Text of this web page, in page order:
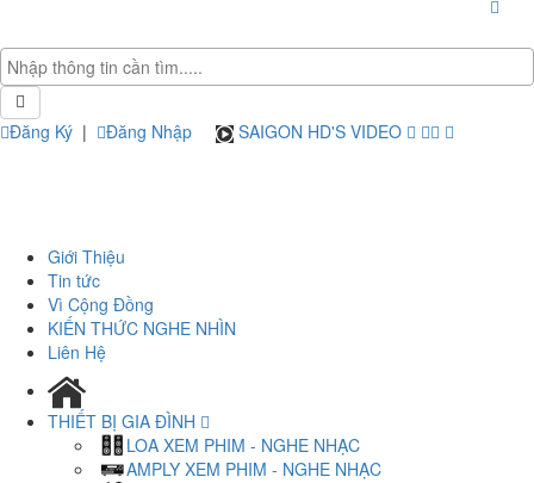
Đăng Ký | Đăng Nhập SAIGON HD'S VIDEO
Giới Thiệu
Tin tức
Vì Cộng Đồng
KIẾN THỨC NGHE NHÌN
Liên Hệ
THIẾT BỊ GIA ĐÌNH
LOA XEM PHIM - NGHE NHẠC
AMPLY XEM PHIM - NGHE NHẠC